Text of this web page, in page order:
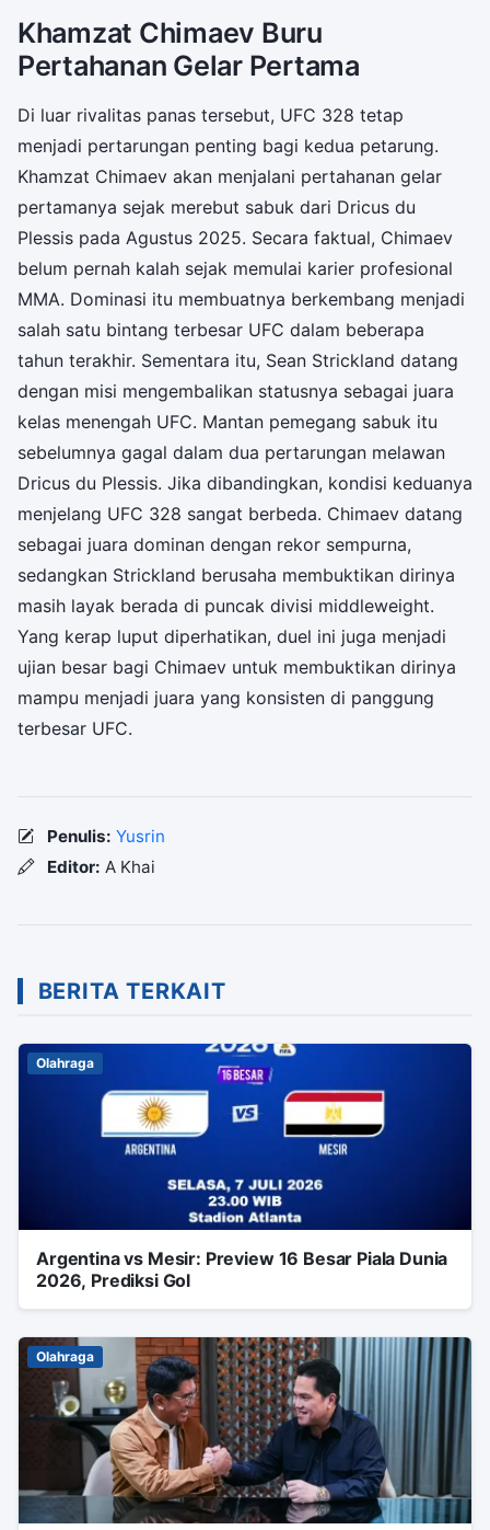
Khamzat Chimaev Buru
Pertahanan Gelar Pertama
Di luar rivalitas panas tersebut, UFC 328 tetap
menjadi pertarungan penting bagi kedua petarung.
Khamzat Chimaev akan menjalani pertahanan gelar
pertamanya sejak merebut sabuk dari Dricus du
Plessis pada Agustus 2025. Secara faktual, Chimaev
belum pernah kalah sejak memulai karier profesional
MMA. Dominasi itu membuatnya berkembang menjadi
salah satu bintang terbesar UFC dalam beberapa
tahun terakhir. Sementara itu, Sean Strickland datang
dengan misi mengembalikan statusnya sebagai juara
kelas menengah UFC. Mantan pemegang sabuk itu
sebelumnya gagal dalam dua pertarungan melawan
Dricus du Plessis. Jika dibandingkan, kondisi keduanya
menjelang UFC 328 sangat berbeda. Chimaev datang
sebagai juara dominan dengan rekor sempurna,
sedangkan Strickland berusaha membuktikan dirinya
masih layak berada di puncak divisi middleweight.
Yang kerap luput diperhatikan, duel ini juga menjadi
ujian besar bagi Chimaev untuk membuktikan dirinya
mampu menjadi juara yang konsisten di panggung
terbesar UFC.
Penulis: Yusrin
Editor: A Khai
BERITA TERKAIT
Olahraga
Argentina vs Mesir: Preview 16 Besar Piala Dunia
2026, Prediksi Gol
Olahraga